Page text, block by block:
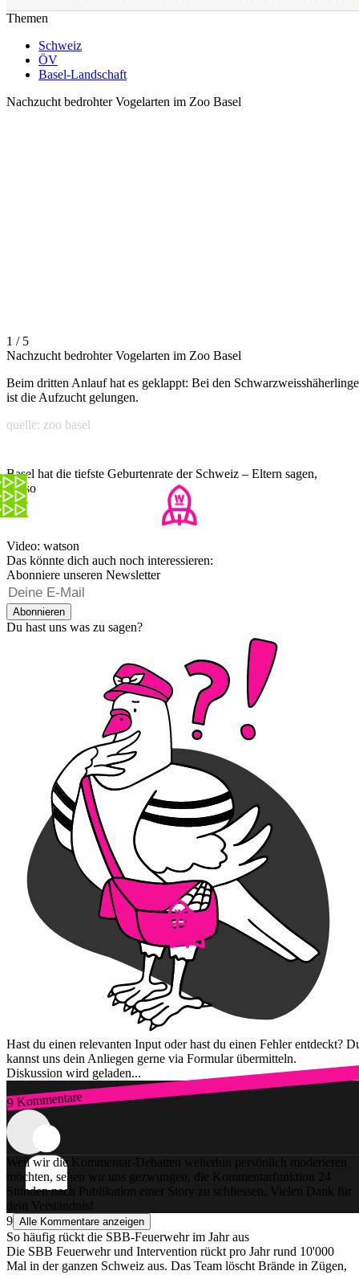
Themen
Schweiz
ÖV
Basel-Landschaft
Nachzucht bedrohter Vogelarten im Zoo Basel
1 / 5
Nachzucht bedrohter Vogelarten im Zoo Basel
Beim dritten Anlauf hat es geklappt: Bei den
ist die Aufzucht gelungen.
quelle: zoo basel
Basel hat die tiefste Geburtenrate der Schweiz – Eltern sagen,
wieso
Video: watson
Das könnte dich auch noch interessieren:
Abonniere unseren Newsletter
Abonnieren
Du hast uns was zu sagen?
Hast du einen relevanten Input oder hast du einen Fehler entdeckt?
kannst uns dein Anliegen gerne via Formular übermitteln.
Diskussion wird geladen...
9 Kommentare
Zum Login
Weil wir die Kommentar-Debatten weiterhin persönlich moderieren
möchten, sehen wir uns gezwungen, die Kommentarfunktion 24
Stunden nach Publikation einer Story zu schliessen. Vielen Dank für
dein Verständnis!
9 Alle Kommentare anzeigen
So häufig rückt die SBB-Feuerwehr im Jahr aus
Die SBB Feuerwehr und Intervention rückt pro Jahr rund 10'000
Mal in der ganzen Schweiz aus. Das Team löscht Brände in Zügen,